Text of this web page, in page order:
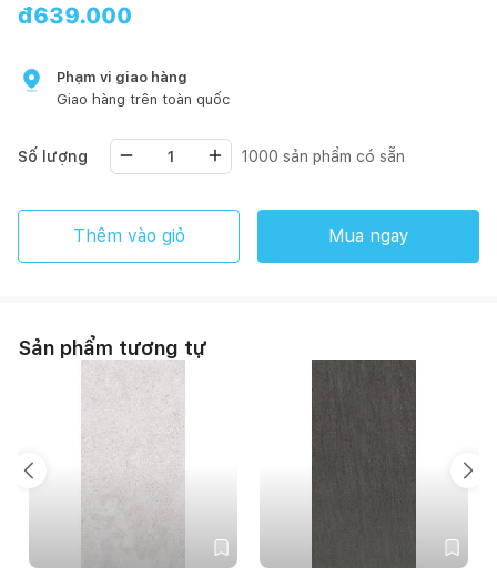
đ639.000
Phạm vi giao hàng
Giao hàng trên toàn quốc
Số lượng 1000 sản phẩm có sẵn
Thêm vào giỏ Mua ngay
Sản phẩm tương tự